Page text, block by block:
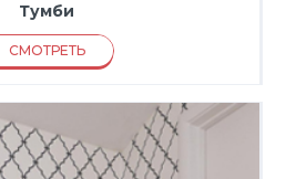
Тумби
СМОТРЕТЬ